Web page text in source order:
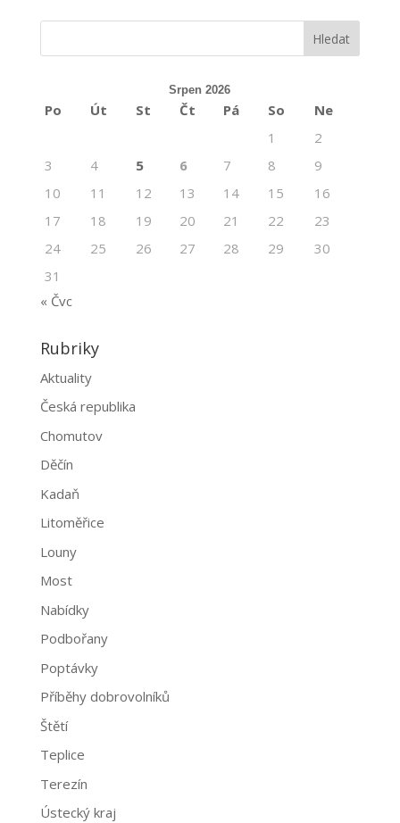
Srpen 2026
Po Út St Čt Pá So
Ne
1
2
3
4 5 6 7 8
9
10
11 12 13 14 15
16
17
18 19 20 21 22
23
24
25 26 27 28 29
30
31
« Čvc
Rubriky
Aktuality
Česká republika
Chomutov
Děčín
Kadaň
Litoměřice
Louny
Most
Nabídky
Podbořany
Poptávky
Příběhy dobrovolníků
Štětí
Teplice
Terezín
Ústecký kraj